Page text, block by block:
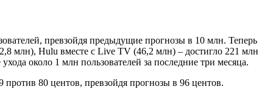
превзойдя предыдущие прогнозы в 10 млн. Теперь
млн), Hulu вместе с Live TV (46,2 млн) – достигло 221 млн
около 1 млн пользователей за последние три месяца.
80 центов, превзойдя прогнозы в 96 центов.